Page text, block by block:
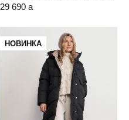
29 690 a
НОВИНКА